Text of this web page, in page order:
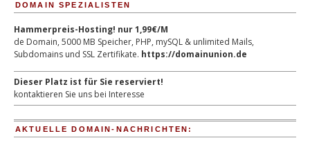
DOMAIN SPEZIALISTEN
Hammerpreis-Hosting! nur 1,99€/M
de Domain, 5000 MB Speicher, PHP, mySQL & unlimited Mails,
Subdomains und SSL Zertifikate. https://domainunion.de
Dieser Platz ist für Sie reserviert!
kontaktieren Sie uns bei Interesse
AKTUELLE DOMAIN-NACHRICHTEN: